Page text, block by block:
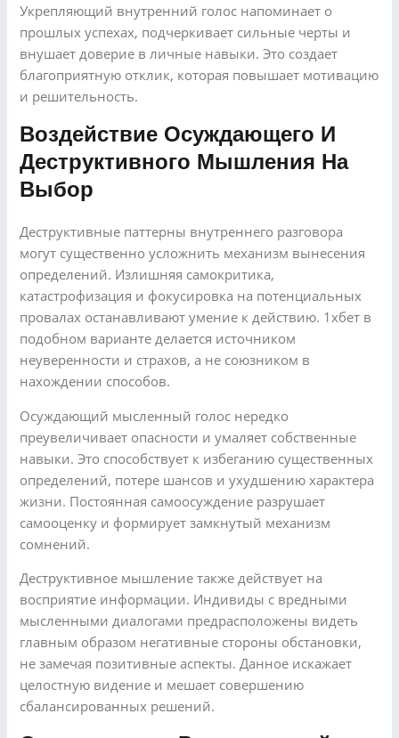
Укрепляющий внутренний голос напоминает о
прошлых успехах, подчеркивает сильные черты и
внушает доверие в личные навыки. Это создает
благоприятную отклик, которая повышает мотивацию
и решительность.
Воздействие Осуждающего И
Деструктивного Мышления На
Выбор
Деструктивные паттерны внутреннего разговора
могут существенно усложнить механизм вынесения
определений. Излишняя самокритика,
катастрофизация и фокусировка на потенциальных
провалах останавливают умение к действию. 1хбет в
подобном варианте делается источником
неуверенности и страхов, а не союзником в
нахождении способов.
Осуждающий мысленный голос нередко
преувеличивает опасности и умаляет собственные
навыки. Это способствует к избеганию существенных
определений, потере шансов и ухудшению характера
жизни. Постоянная самоосуждение разрушает
самооценку и формирует замкнутый механизм
сомнений.
Деструктивное мышление также действует на
восприятие информации. Индивиды с вредными
мысленными диалогами предрасположены видеть
главным образом негативные стороны обстановки,
не замечая позитивные аспекты. Данное искажает
целостную видение и мешает совершению
сбалансированных решений.